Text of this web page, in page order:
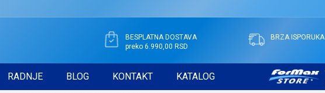
BESPLATNA DOSTAVA
preko 6.990,00 RSD
BRZA ISPORUKA
RADNJE BLOG KONTAKT KATALOG